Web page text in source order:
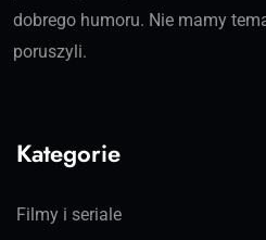
dobrego humoru. Nie mamy
poruszyli.
Kategorie
Filmy i seriale